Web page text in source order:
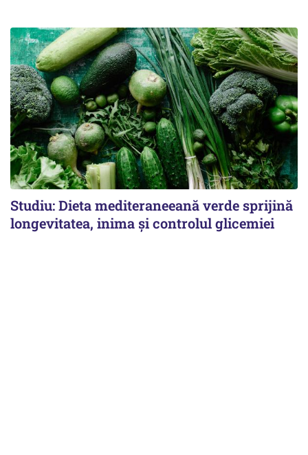
Studiu: Dieta mediteraneeană verde sprijină
longevitatea, inima și controlul glicemiei